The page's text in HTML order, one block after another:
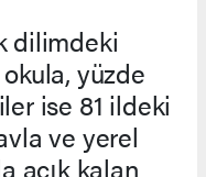
dilimdeki
yüzde
ise 81 ildeki
ve yerel
açık kalan